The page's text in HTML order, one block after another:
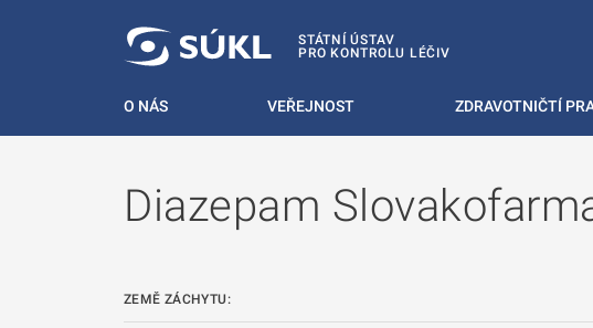
STÁTNÍ ÚSTAV
PRO KONTROLU LÉČIV
O NÁS VEŘEJNOST ZDRAVOTNIČTÍ
Diazepam
ZEMĚ ZÁCHYTU: